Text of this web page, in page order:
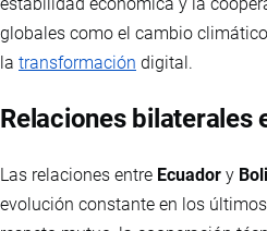
globales como el cambio
la transformación digital.
Relaciones bilaterales
Las relaciones entre Ecuador y
evolución constante en los